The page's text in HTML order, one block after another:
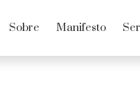
Sobre Manifesto